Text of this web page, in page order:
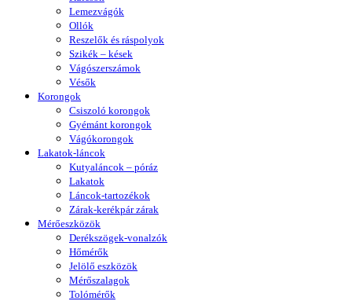
Lemezvágók
Ollók
Reszelők és ráspolyok
Szikék – kések
Vágószerszámok
Vésők
Korongok
Csiszoló korongok
Gyémánt korongok
Vágókorongok
Lakatok-láncok
Kutyaláncok – póráz
Lakatok
Láncok-tartozékok
Zárak-kerékpár zárak
Mérőeszközök
Derékszögek-vonalzók
Hőmérők
Jelölő eszközök
Mérőszalagok
Tolómérők